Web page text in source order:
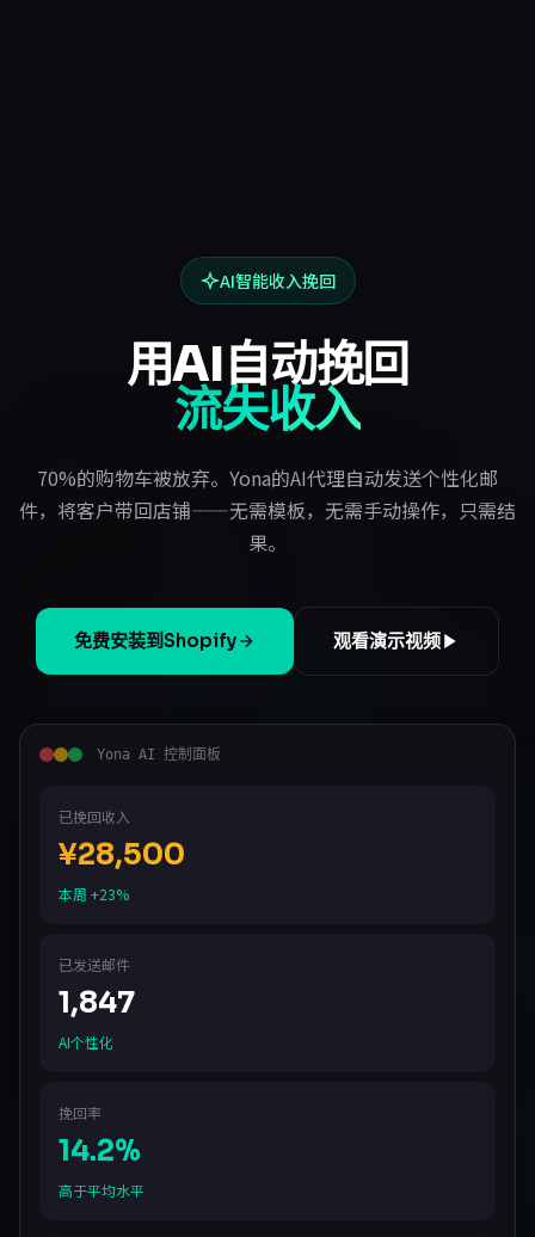
AI智能收入挽回
用AI自动挽回
流失收入
70%的购物车被放弃。Yona的AI代理自动发送个性化邮
件，将客户带回店铺——无需模板，无需手动操作，只需结
果。
免费安装到Shopify 观看演示视频
Yona AI 控制面板
已挽回收入
¥28,500
本周 +23%
已发送邮件
1,847
AI个性化
挽回率
14.2%
高于平均水平